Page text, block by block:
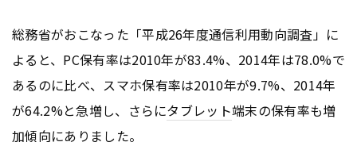
総務省がおこなった「平成26年度通信利用動向調査」に
よると、PC保有率は2010年が83.4%、2014年は78.0%で
あるのに比べ、スマホ保有率は2010年が9.7%、2014年
が64.2%と急増し、さらにタブレット端末の保有率も増
加傾向にありました。